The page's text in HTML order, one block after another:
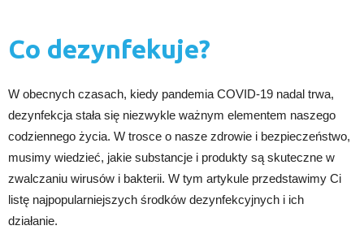
Co dezynfekuje?
W obecnych czasach, kiedy pandemia COVID-19 nadal trwa,
dezynfekcja stała się niezwykle ważnym elementem naszego
codziennego życia. W trosce o nasze zdrowie i bezpieczeństwo,
musimy wiedzieć, jakie substancje i produkty są skuteczne w
zwalczaniu wirusów i bakterii. W tym artykule przedstawimy Ci
listę najpopularniejszych środków dezynfekcyjnych i ich
działanie.